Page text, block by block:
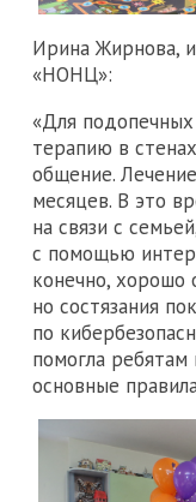
Ирина Жирнова,
«НОНЦ»:
«Для
терапию в
общение.
месяцев. В это
на связи с
с помощью
конечно, хорошо
но состязания
по
помогла
основные